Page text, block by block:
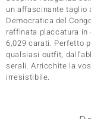
un affascinante taglio
Democratica del
raffinata placcatura in
6,029 carati. Perfetto
qualsiasi outfit,
serali. Arricchite la
irresistibile.